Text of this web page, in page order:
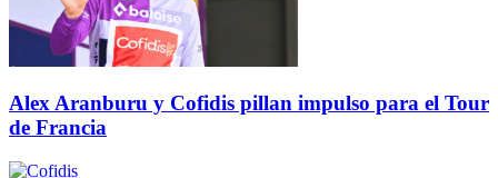
Alex Aranburu y Cofidis pillan impulso para el Tour
de Francia